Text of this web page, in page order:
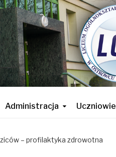
Administracja Uczniowie
– profilaktyka zdrowotna